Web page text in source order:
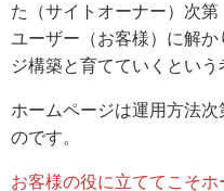
た（サイトオーナー）次第
ユーザー（お客様）に解
ジ構築と育てていくという
ホームページは運用方法
のです。
お客様の役に立ててこそ